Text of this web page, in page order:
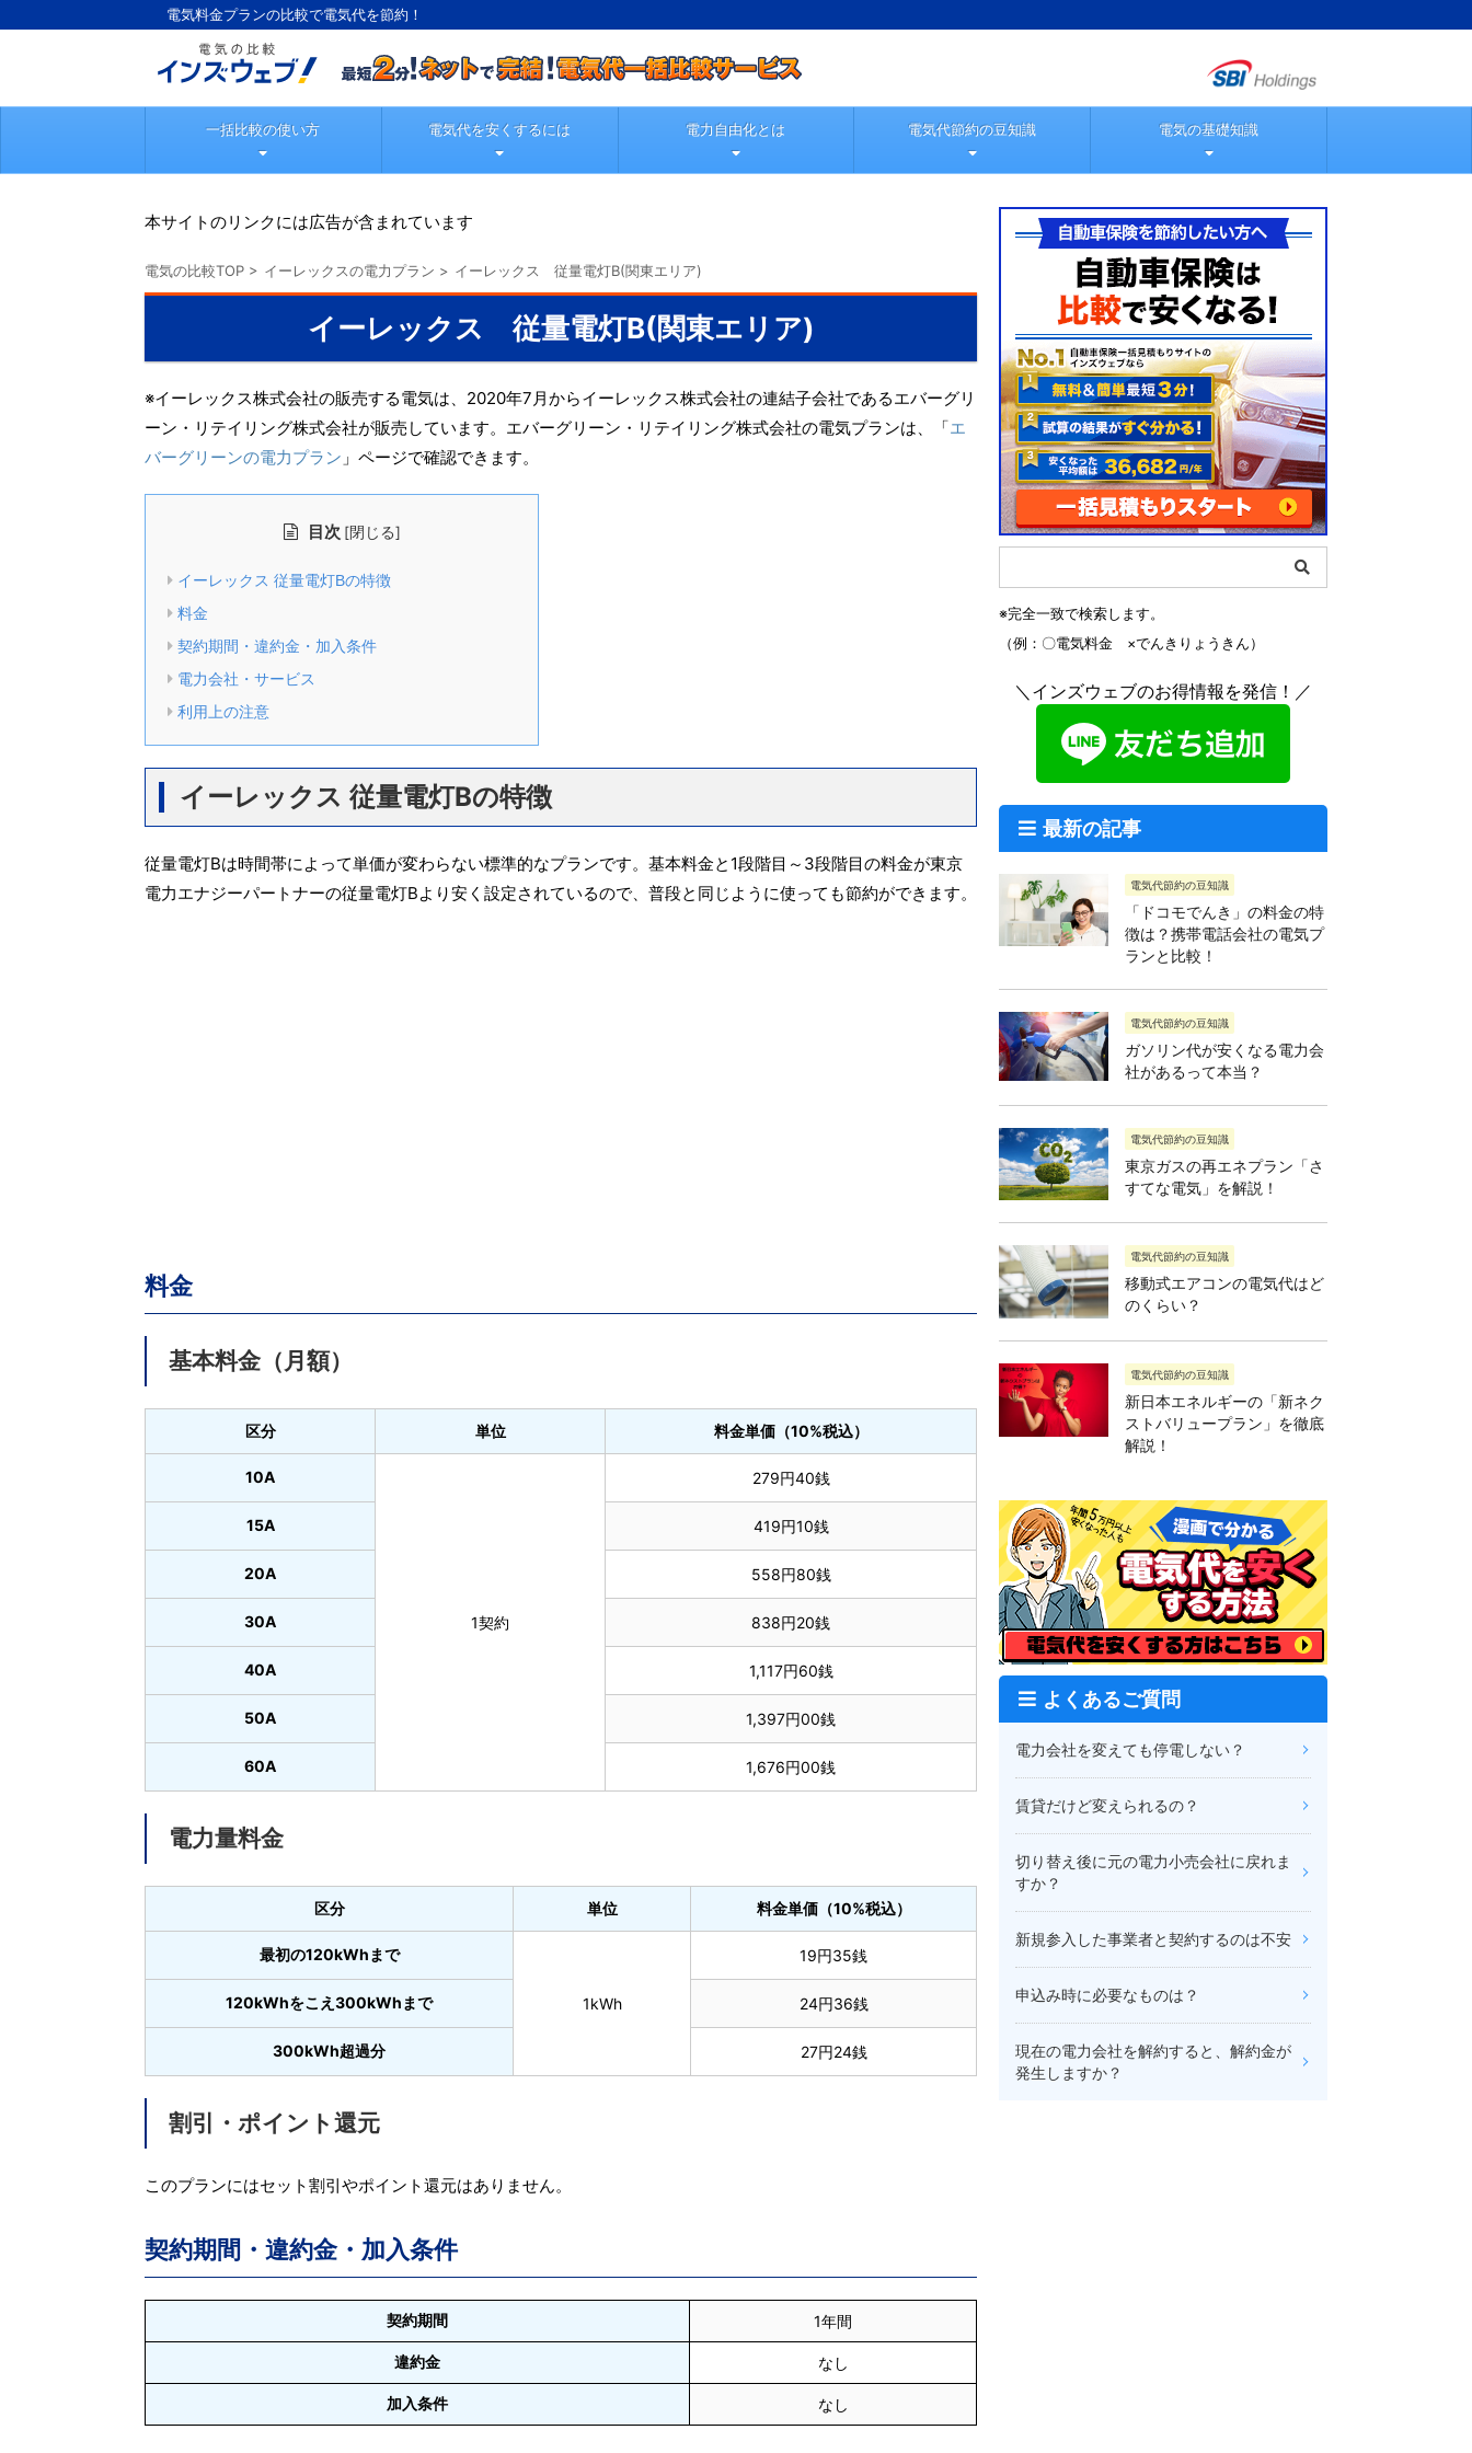
電気料金プランの比較で電気代を節約！
一括比較の使い方 電気代を安くするには 電力自由化とは 電気代節約の豆知識 電気の基礎知識
本サイトのリンクには広告が含まれています
電気の比較TOP > イーレックスの電力プラン > イーレックス 従量電灯B(関東エリア)
イーレックス 従量電灯B(関東エリア)
※イーレックス株式会社の販売する電気は、2020年7月からイーレックス株式会社の連結子会社であるエバーグリ
ーン・リテイリング株式会社が販売しています。エバーグリーン・リテイリング株式会社の電気プランは、「エ
バーグリーンの電力プラン 」ページで確認できます。
目次 [閉じる]
イーレックス 従量電灯Bの特徴
料金
契約期間・違約金・加入条件
電力会社・サービス
利用上の注意
イーレックス 従量電灯Bの特徴
従量電灯Bは時間帯によって単価が変わらない標準的なプランです。基本料金と1段階目～3段階目の料金が東京
電力エナジーパートナーの従量電灯Bより安く設定されているので、普段と同じように使っても節約ができます。
料金
基本料金（月額）
区分 単位 料金単価（10%税込）
10A
1契約
279円40銭
15A 419円10銭
20A 558円80銭
30A 838円20銭
40A 1,117円60銭
50A 1,397円00銭
60A 1,676円00銭
電力量料金
区分 単位 料金単価（10%税込）
最初の120kWhまで
1kWh
19円35銭
120kWhをこえ300kWhまで 24円36銭
300kWh超過分 27円24銭
割引・ポイント還元
このプランにはセット割引やポイント還元はありません。
契約期間・違約金・加入条件
契約期間 1年間
違約金 なし
加入条件 なし
※完全一致で検索します。
（例：〇電気料金 ×でんきりょうきん）
＼インズウェブのお得情報を発信！／
最新の記事
電気代節約の豆知識
「ドコモでんき」の料金の特
徴は？携帯電話会社の電気プ
ランと比較！
電気代節約の豆知識
ガソリン代が安くなる電力会
社があるって本当？
電気代節約の豆知識
東京ガスの再エネプラン「さ
すてな電気」を解説！
電気代節約の豆知識
移動式エアコンの電気代はど
のくらい？
電気代節約の豆知識
新日本エネルギーの「新ネク
ストバリュープラン」を徹底
解説！
よくあるご質問
電力会社を変えても停電しない？
賃貸だけど変えられるの？
切り替え後に元の電力小売会社に戻れま
すか？
新規参入した事業者と契約するのは不安
申込み時に必要なものは？
現在の電力会社を解約すると、解約金が
発生しますか？